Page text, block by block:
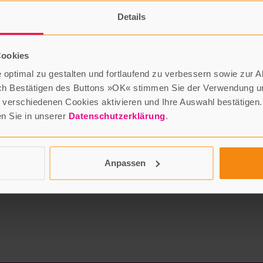
Details
zu gestalten und fortlaufend zu verbessern sowie zur
Bestätigen des Buttons »OK« stimmen Sie der Verwendung
Cookies aktivieren und Ihre Auswahl bestätigen.
Sie in unserer Datenschutzerklärung.
Anpassen
Wekenmann
diese Internetpräsenz regelmäßig, um Ihnen richtige und
Schäden übernehmen, die aufgrund von auf dieser
grober Fahrlässigkeit. Bücher & Kunst SV GmbH ist für den
Inhalt dieser Internetpräsenz verbleiben bei der Bücher &
nicht gestattet.
Streitbeilegungsverfahren vor einer